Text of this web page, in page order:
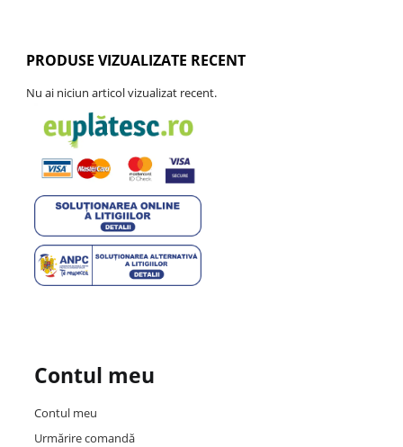
PRODUSE VIZUALIZATE RECENT
Nu ai niciun articol vizualizat recent.
Contul meu
Contul meu
Urmărire comandă